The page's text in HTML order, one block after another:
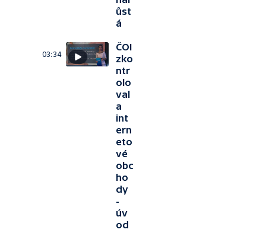
ůst
á
03:34
ČOI
zko
ntr
olo
val
a
int
ern
eto
vé
obc
ho
dy
-
úv
od